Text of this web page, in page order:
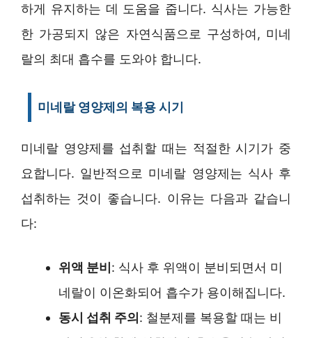
하게 유지하는 데 도움을 줍니다. 식사는 가능한
한 가공되지 않은 자연식품으로 구성하여, 미네
랄의 최대 흡수를 도와야 합니다.
미네랄 영양제의 복용 시기
미네랄 영양제를 섭취할 때는 적절한 시기가 중
요합니다. 일반적으로 미네랄 영양제는 식사 후
섭취하는 것이 좋습니다. 이유는 다음과 같습니
다:
위액 분비: 식사 후 위액이 분비되면서 미
네랄이 이온화되어 흡수가 용이해집니다.
동시 섭취 주의: 철분제를 복용할 때는 비